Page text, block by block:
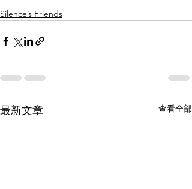
Silence’s Friends
最新文章 查看全部